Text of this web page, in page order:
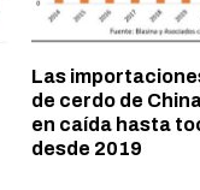
Las
de cerdo de
en caída hasta
desde 2019